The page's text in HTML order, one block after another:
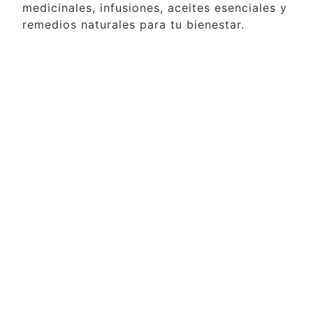
medicinales, infusiones, aceites esenciales y
remedios naturales para tu bienestar.